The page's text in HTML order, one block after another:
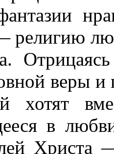
религию
веры и
хотят
в